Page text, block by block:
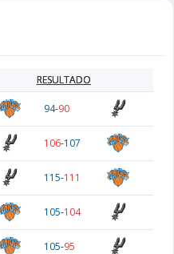
RESULTADO
94-90
106-107
115-111
105-104
105-95